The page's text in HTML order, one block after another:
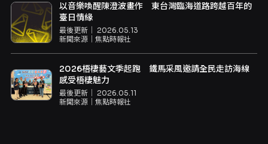
以音樂喚醒陳澄波畫作 東台灣臨海道路跨越百年的
臺日情緣
最後更新｜ 2026.05.13
新聞來源｜ 焦點時報社
2026梧棲藝文季起跑 鐵馬采風邀請全民走訪海線
感受梧棲魅力
最後更新｜ 2026.05.11
新聞來源｜ 焦點時報社